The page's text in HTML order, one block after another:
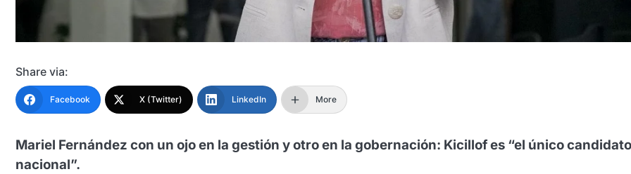
Share via:
Facebook X (Twitter) LinkedIn More
Mariel Fernández con un ojo en la gestión y otro en la gobernación: Kicillof es “el único candidato
nacional”.